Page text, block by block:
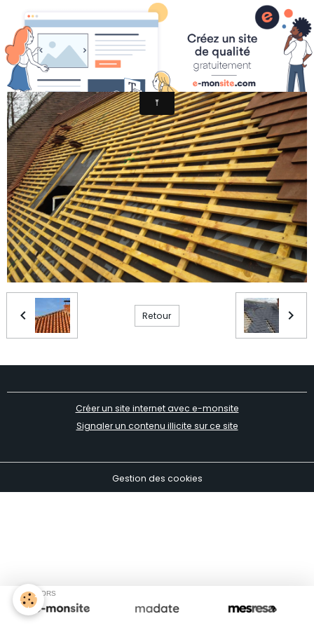
Retour
Créer un site internet avec e-monsite
Signaler un contenu illicite sur ce site
Gestion des cookies
SPONSORS